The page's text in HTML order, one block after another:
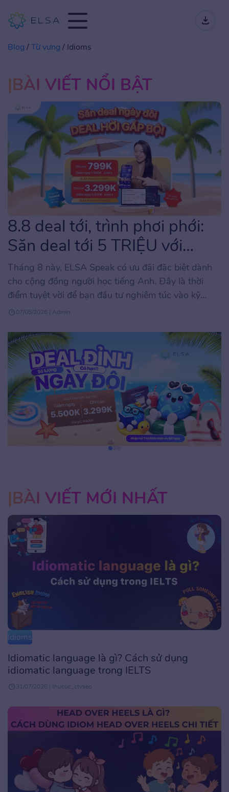
Blog /Từ vựng / Idioms
BÀI VIẾT NỔI BẬT
8.8 deal tới, trình phơi phới:
Săn deal tới 5 TRIỆU với
ELSA Speak
Tháng 8 này, ELSA Speak có ưu đãi đặc biệt dành
cho cộng đồng người học tiếng Anh. Đây là thời
điểm tuyệt vời để bạn đầu tư nghiêm túc vào kỹ
năng phát âm và giao tiếp tiếng Anh với mức chi phí
áp […]
07/08/2026 | Admin
BÀI VIẾT MỚI NHẤT
Idioms
Idiomatic language là gì? Cách sử dụng
idiomatic language trong IELTS
31/07/2026 | thucuc_ctvseo